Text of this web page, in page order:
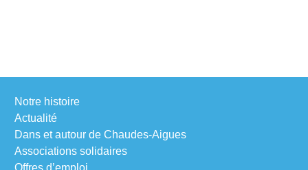
Notre histoire
Actualité
Dans et autour de Chaudes-Aigues
Associations solidaires
Offres d’emploi